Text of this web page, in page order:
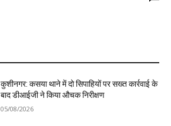
कुशीनगर: कसया थाने में दो सिपाहियों पर सख्त कार्रवाई के
बाद डीआईजी ने किया औचक निरीक्षण
05/08/2026